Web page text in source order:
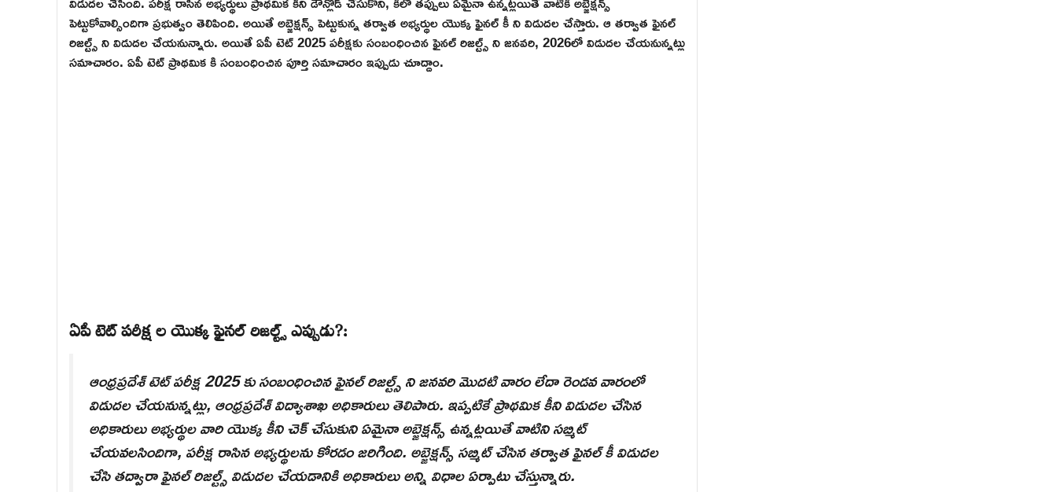
పెట్టుకోవాల్సిందిగా ప్రభుత్వం తెలిపింది. అయితే అబ్జెక్షన్స్ పెట్టుకున్న తర్వాత అభ్యర్థుల యొక్క ఫైనల్ కీ ని విడుదల చేస్తారు. ఆ తర్వాత ఫైనల్
రిజల్ట్స్ ని విడుదల చేయనున్నారు. అయితే ఏపీ టెట్ 2025 పరీక్షకు సంబంధించిన ఫైనల్ రిజల్ట్స్ ని జనవరి, 2026లో విడుదల చేయనున్నట్లు
సమాచారం. ఏపీ టెట్ ప్రాథమిక కి సంబంధించిన పూర్తి సమాచారం ఇప్పుడు చూద్దాం.
ఏపీ టెట్ పరీక్ష ల యొక్క ఫైనల్ రిజల్ట్స్ ఎప్పుడు?:
ఆంధ్రప్రదేశ్ టెట్ పరీక్ష 2025 కు సంబంధించిన ఫైనల్ రిజల్ట్స్ ని జనవరి మొదటి వారం లేదా రెండవ వారంలో
విడుదల చేయనున్నట్లు, ఆంధ్రప్రదేశ్ విద్యాశాఖ అధికారులు తెలిపారు. ఇప్పటికే ప్రాథమిక కీని విడుదల చేసిన
అధికారులు అభ్యర్థుల వారి యొక్క కీని చెక్ చేసుకుని ఏమైనా అబ్జెక్షన్స్ ఉన్నట్లయితే వాటిని సబ్మిట్
చేయవలసిందిగా, పరీక్ష రాసిన అభ్యర్థులను కోరడం జరిగింది. అబ్జెక్షన్స్ సబ్మిట్ చేసిన తర్వాత ఫైనల్ కీ విడుదల
చేసి తద్వారా ఫైనల్ రిజల్ట్స్ విడుదల చేయడానికి అధికారులు అన్ని విధాల ఏర్పాటు చేస్తున్నారు.